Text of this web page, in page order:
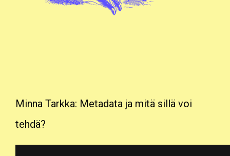
Minna Tarkka: Metadata ja mitä sillä voi
tehdä?